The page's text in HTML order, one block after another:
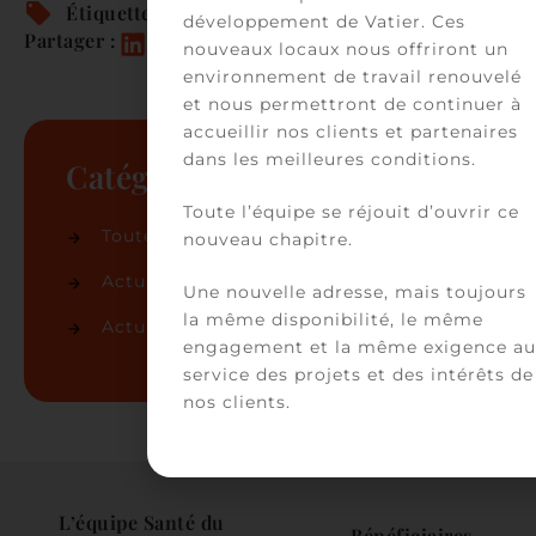
Étiquettes : Immobilier
Partager :
Catégories
Toutes les actualités(86)
Actualités du cabinet (50)
Actualités juridiques(36)
L’équipe Santé du
développement de Vatier. Ces
nouveaux locaux nous offriront un
environnement de travail renouvelé
et nous permettront de continuer à
accueillir nos clients et partenaires
dans les meilleures conditions.
Toute l’équipe se réjouit d’ouvrir ce
nouveau chapitre.
Une nouvelle adresse, mais toujours
la même disponibilité, le même
engagement et la même exigence au
service des projets et des intérêts de
nos clients.